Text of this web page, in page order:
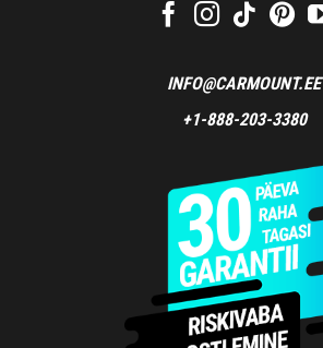
INFO@CARMOUNT.EE
+1-888-203-3380